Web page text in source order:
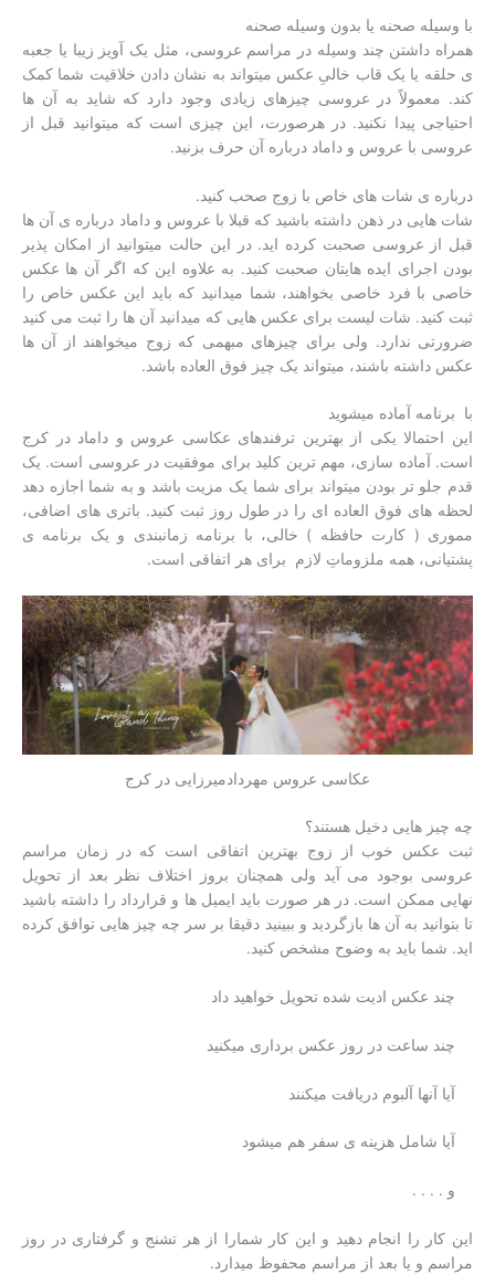
با وسیله صحنه یا بدون وسیله صحنه
همراه داشتن چند وسیله در مراسم عروسی، مثل یک آویز زیبا یا جعبه
ی حلقه یا یک قاب خالیِ عکس میتواند به نشان دادن خلاقیت شما کمک
کند. معمولاً در عروسی چیزهای زیادی وجود دارد که شاید به آن ها
احتیاجی پیدا نکنید. در هرصورت، این چیزی است که میتوانید قبل از
عروسی با عروس و داماد درباره آن حرف بزنید.
درباره ی شات های خاص با زوج صحب کنید.
شات هایی در ذهن داشته باشید که قبلا با عروس و داماد درباره ی آن ها
قبل از عروسی صحبت کرده اید. در این حالت میتوانید از امکان پذیر
بودن اجرای ایده هایتان صحبت کنید. به علاوه این که اگر آن ها عکس
خاصی با فرد خاصی بخواهند، شما میدانید که باید این عکس خاص را
ثبت کنید. شات لیست برای عکس هایی که میدانید آن ها را ثبت می کنید
ضرورتی ندارد. ولی برای چیزهای مبهمی که زوج میخواهند از آن ها
عکس داشته باشند، میتواند یک چیز فوق العاده باشد.
با برنامه آماده میشوید
این احتمالا یکی از بهترین ترفندهای عکاسی عروس و داماد در کرج
است. آماده سازی، مهم ترین کلید برای موفقیت در عروسی است. یک
قدم جلو تر بودن میتواند برای شما یک مزیت باشد و به شما اجازه دهد
لحظه های فوق العاده ای را در طول روز ثبت کنید. باتری های اضافی،
مموری ( کارت حافظه ) خالی، با برنامه زمانبندی و یک برنامه ی
پشتیانی، همه ملزوماتِ لازم برای هر اتفاقی است.
عکاسی عروس مهردادمیرزایی در کرج
چه چیز هایی دخیل هستند؟
ثبت عکس خوب از زوج بهترین اتفاقی است که در زمان مراسم
عروسی بوجود می آید ولی همچنان بروز اختلاف نظر بعد از تحویل
نهایی ممکن است. در هر صورت باید ایمیل ها و قرارداد را داشته باشید
تا بتوانید به آن ها بازگردید و ببینید دقیقا بر سر چه چیز هایی توافق کرده
اید. شما باید به وضوح مشخص کنید.
چند عکس ادیت شده تحویل خواهید داد
چند ساعت در روز عکس برداری میکنید
آیا آنها آلبوم دریافت میکنند
آیا شامل هزینه ی سفر هم میشود
و . . . .
این کار را انجام دهید و این کار شمارا از هر تشنج و گرفتاری در روز
مراسم و یا بعد از مراسم محفوظ میدارد.